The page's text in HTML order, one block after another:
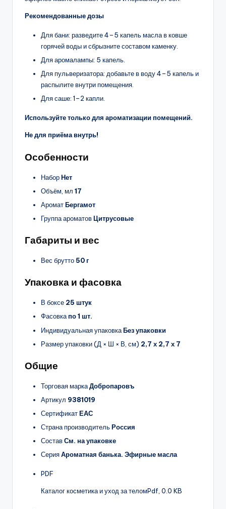
Рекомендованные дозы
Для бани: разведите 4–5 капель масла в ковше
горячей воды и сбрызните составом каменку.
Для аромалампы: 5 капель.
Для пульверизатора: добавьте в воду 4–5 капель и
распылите внутри помещения.
Для саше: 1–2 капли.
Используйте только для ароматизации помещений.
Не для приёма внутрь!
Особенности
НаборНет
Объём, мл 17
АроматБергамот
Группа ароматовЦитрусовые
Габариты и вес
Вес брутто50 г
Упаковка и фасовка
В боксе 25 штук
Фасовкапо 1 шт.
Индивидуальная упаковкаБез упаковки
Размер упаковки (Д × Ш × В, см) 2,7 х 2,7 х 7
Общие
Торговая маркаДобропаровъ
Артикул 9381019
СертификатЕАС
Страна производительРоссия
СоставСм. на упаковке
СерияАроматная банька. Эфирные масла
PDF
Каталог косметика и уход за теломPdf, 0.0 KB